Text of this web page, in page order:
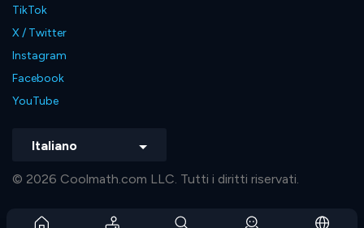
TikTok
X / Twitter
Instagram
Facebook
YouTube
Italiano
© 2026 Coolmath.com LLC. Tutti i diritti riservati.